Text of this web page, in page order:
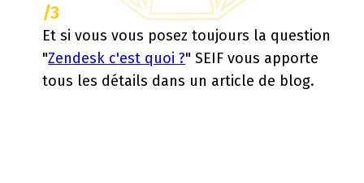
/3
Et si vous vous posez toujours la question
"Zendesk c'est quoi ?" SEIF vous apporte
tous les détails dans un article de blog.